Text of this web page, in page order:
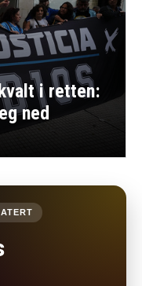
i retten:
ned